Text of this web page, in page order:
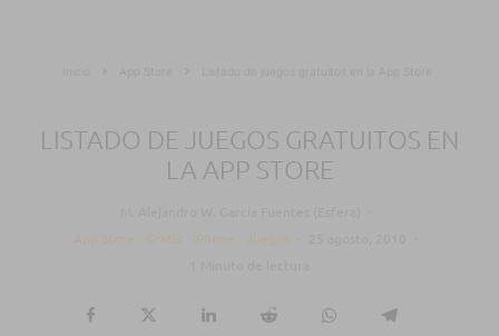
App Store Listado de juegos gratuitos en la App Store
LISTADO DE JUEGOS GRATUITOS EN
LA APP STORE
App Store
Gratis iPhone Juegos